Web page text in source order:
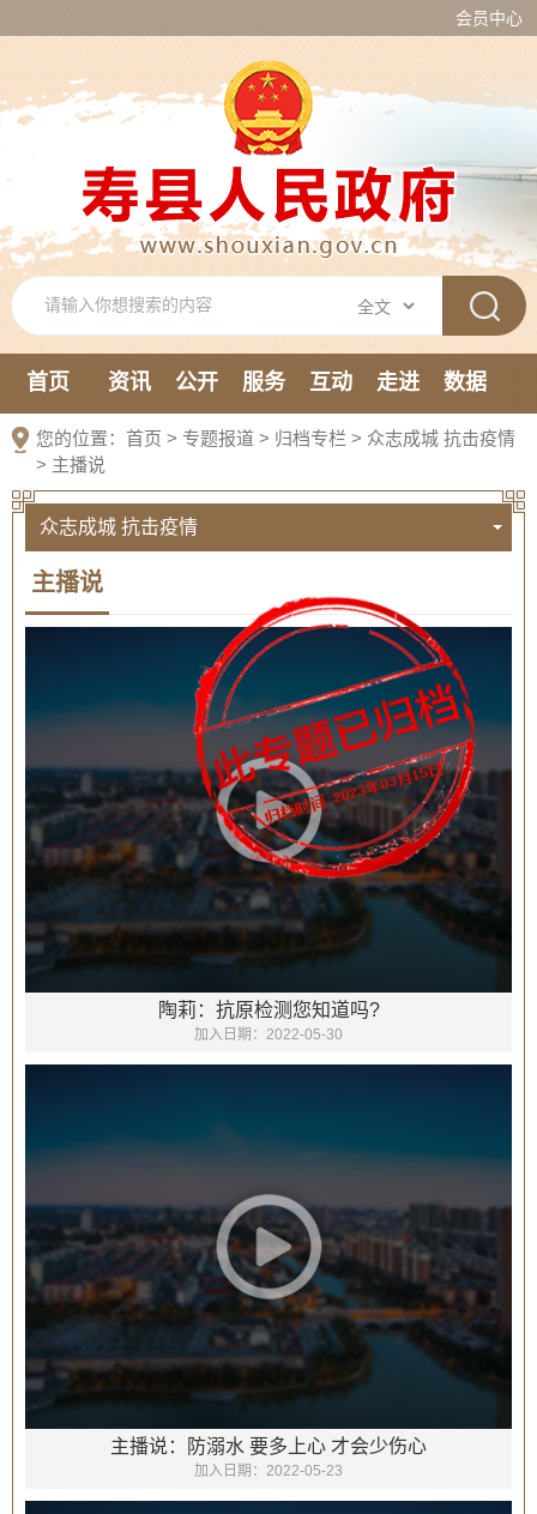
会员中心
首页 资讯 公开 服务 互动 走进
数据
新媒体
您的位置： 首页 > 专题报道 > 归档专栏 > 众志成城 抗击疫情
> 主播说
众志成城 抗击疫情
主播说
陶莉：抗原检测您知道吗?
加入日期： 2022-05-30
主播说：防溺水 要多上心 才会少伤心
加入日期： 2022-05-23